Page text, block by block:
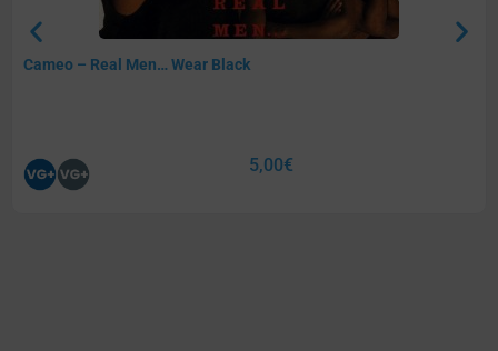
Cameo – Real Men… Wear Black
5,00€